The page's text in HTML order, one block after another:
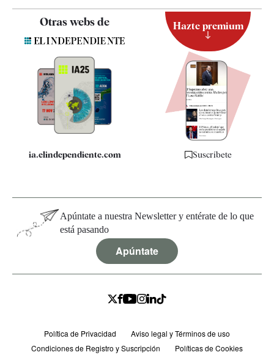
Contacto
Quiénes somos
Especificaciones
Otras webs de
ia.elindependiente.com
Hazte premium
Suscríbete
Apúntate a nuestra Newsletter y entérate de lo que
está pasando
Apúntate
Política de Privacidad
Aviso legal y Términos de uso
Condiciones de Registro y Suscripción
Políticas de Cookies